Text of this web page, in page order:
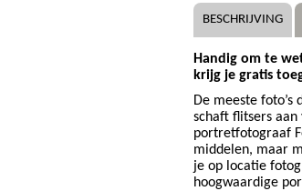
BESCHRIJVING
Handig om te
krijg je gratis
De meeste
schaft flitsers
portretfotograaf
middelen, maar
je op locatie
hoogwaardige